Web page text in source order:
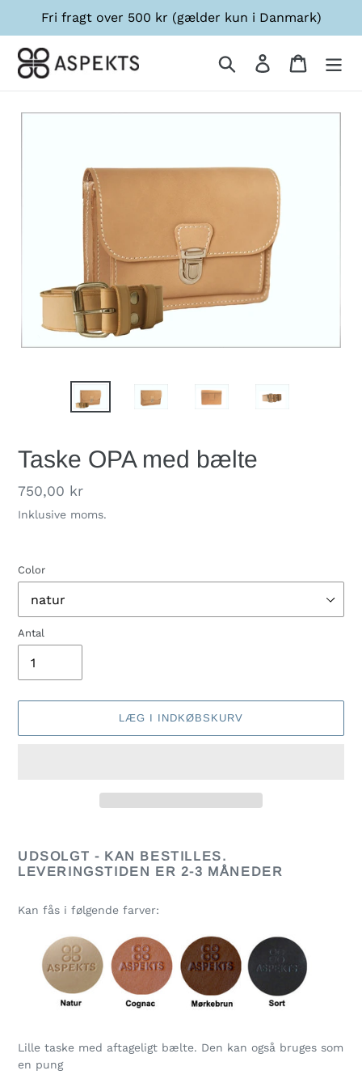
Fri fragt over 500 kr (gælder kun i Danmark)
Log ind
Taske OPA med bælte
Normalpris
750,00 kr
Inklusive moms.
Color
Antal
LÆG I INDKØBSKURV
produkt
i
UDSOLGT - KAN BESTILLES.
LEVERINGSTIDEN ER 2-3 MÅNEDER
Kan fås i følgende farver:
Lille taske med aftageligt bælte. Den kan også bruges som
en pung